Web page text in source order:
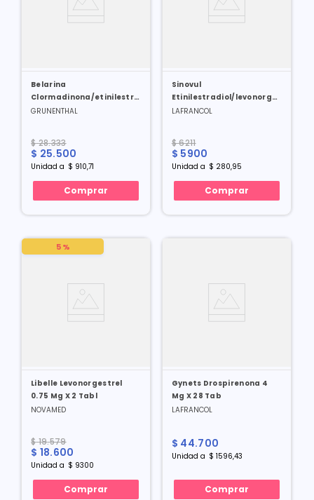
Belarina
Clormadinona/etinilestradiol
2/0.02 Mg X 28 Tabl
GRUNENTHAL
$ 28.333
$ 25.500
Unidad a $ 910,71
Comprar
Sinovul
Etinilestradiol/levonorgestrel
30/150 Mcg X 21 Tabl
LAFRANCOL
$ 6211
$ 5900
Unidad a $ 280,95
Comprar
Libelle Levonorgestrel
0.75 Mg X 2 Tabl
NOVAMED
$ 19.579
$ 18.600
Unidad a $ 9300
5 %
Comprar
Gynets Drospirenona 4
Mg X 28 Tab
LAFRANCOL
$ 44.700
Unidad a $ 1596,43
Comprar